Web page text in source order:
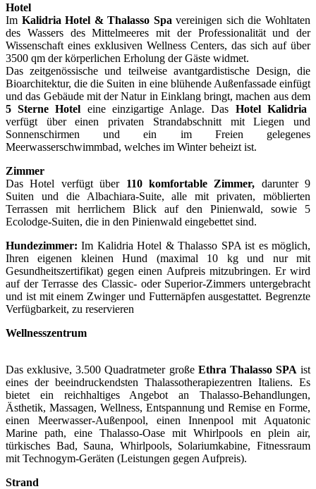
Hotel
Im Kalidria Hotel & Thalasso Spa vereinigen sich die Wohltaten
des Wassers des Mittelmeeres mit der Professionalität und der
Wissenschaft eines exklusiven Wellness Centers, das sich auf über
3500 qm der körperlichen Erholung der Gäste widmet.
Das zeitgenössische und teilweise avantgardistische Design, die
Bioarchitektur, die die Suiten in eine blühende Außenfassade einfügt
und das Gebäude mit der Natur in Einklang bringt, machen aus dem
5 Sterne Hotel eine einzigartige Anlage. Das Hotel Kalidria
verfügt über einen privaten Strandabschnitt mit Liegen und
Sonnenschirmen und ein im Freien gelegenes
Meerwasserschwimmbad, welches im Winter beheizt ist.
Zimmer
Das Hotel verfügt über 110 komfortable Zimmer, darunter 9
Suiten und die Albachiara-Suite, alle mit privaten, möblierten
Terrassen mit herrlichem Blick auf den Pinienwald, sowie 5
Ecolodge-Suiten, die in den Pinienwald eingebettet sind.
Hundezimmer: Im Kalidria Hotel & Thalasso SPA ist es möglich,
Ihren eigenen kleinen Hund (maximal 10 kg und nur mit
Gesundheitszertifikat) gegen einen Aufpreis mitzubringen. Er wird
auf der Terrasse des Classic- oder Superior-Zimmers untergebracht
und ist mit einem Zwinger und Futternäpfen ausgestattet. Begrenzte
Verfügbarkeit, zu reservieren
Wellnesszentrum
Das exklusive, 3.500 Quadratmeter große Ethra Thalasso SPA ist
eines der beeindruckendsten Thalassotherapiezentren Italiens. Es
bietet ein reichhaltiges Angebot an Thalasso-Behandlungen,
Ästhetik, Massagen, Wellness, Entspannung und Remise en Forme,
einen Meerwasser-Außenpool, einen Innenpool mit Aquatonic
Marine path, eine Thalasso-Oase mit Whirlpools en plein air,
türkisches Bad, Sauna, Whirlpools, Solariumkabine, Fitnessraum
mit Technogym-Geräten (Leistungen gegen Aufpreis).
Strand